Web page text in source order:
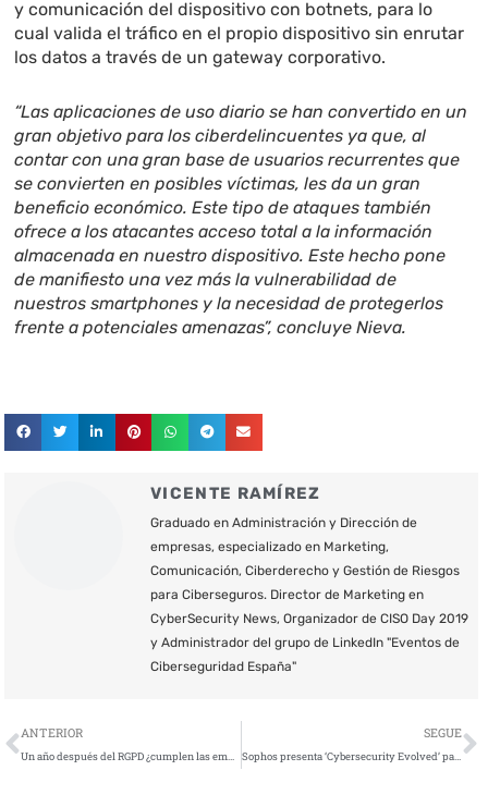
y comunicación del dispositivo con botnets, para lo
cual valida el tráfico en el propio dispositivo sin enrutar
los datos a través de un gateway corporativo.
“Las aplicaciones de uso diario se han convertido en un
gran objetivo para los ciberdelincuentes ya que, al
contar con una gran base de usuarios recurrentes que
se convierten en posibles víctimas, les da un gran
beneficio económico. Este tipo de ataques también
ofrece a los atacantes acceso total a la información
almacenada en nuestro dispositivo. Este hecho pone
de manifiesto una vez más la vulnerabilidad de
nuestros smartphones y la necesidad de protegerlos
frente a potenciales amenazas”, concluye Nieva.
VICENTE RAMÍREZ
Graduado en Administración y Dirección de
empresas, especializado en Marketing,
Comunicación, Ciberderecho y Gestión de Riesgos
para Ciberseguros. Director de Marketing en
CyberSecurity News, Organizador de CISO Day 2019
y Administrador del grupo de LinkedIn "Eventos de
Ciberseguridad España"
Ant
ANTERIOR
Un año después del RGPD ¿cumplen las empresas los requisitos?
SEGUE
Sophos presenta ‘Cybersecurity Evolved’ para definir el futuro de la ciberseguridad